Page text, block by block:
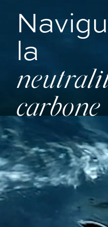
la
carbone